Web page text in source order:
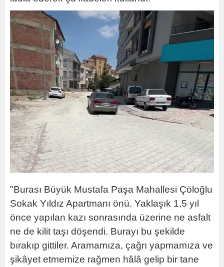
"Burası Büyük Mustafa Paşa Mahallesi Çöloğlu
Sokak Yıldız Apartmanı önü. Yaklaşık 1,5 yıl
önce yapılan kazı sonrasında üzerine ne asfalt
ne de kilit taşı döşendi. Burayı bu şekilde
bırakıp gittiler. Aramamıza, çağrı yapmamıza ve
şikâyet etmemize rağmen hâlâ gelip bir tane